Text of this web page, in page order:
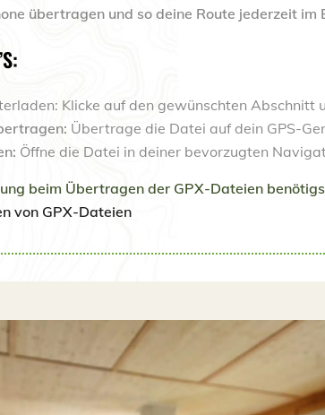
übertragen und so deine Route jederzeit im
Klicke auf den gewünschten Abschnitt
Übertrage die Datei auf dein GPS-
Öffne die Datei in deiner bevorzugten
beim Übertragen der GPX-Dateien
von GPX-Dateien